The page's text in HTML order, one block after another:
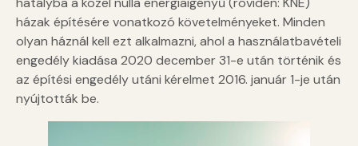
házak építésére vonatkozó követelményeket. Minden
olyan háznál kell ezt alkalmazni, ahol a használatbavételi
engedély kiadása 2020 december 31-e után történik és
az építési engedély utáni kérelmet 2016. január 1-je után
nyújtották be.